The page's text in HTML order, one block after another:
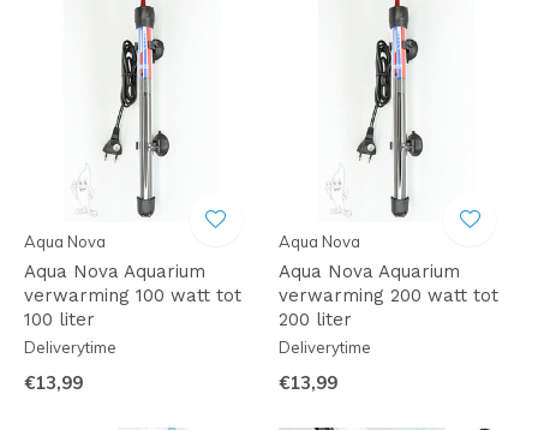
Aqua Nova
Aqua Nova Aquarium
verwarming 100 watt tot
100 liter
Deliverytime
€13,99
Aqua Nova
Aqua Nova Aquarium
verwarming 200 watt tot
200 liter
Deliverytime
€13,99